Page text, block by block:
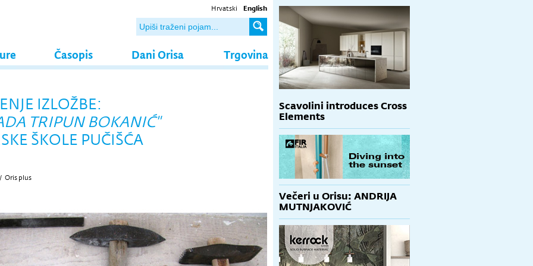
Hrvatski English
Časopis Dani Orisa Trgovina
IZLOŽBE:
TRIPUN BOKANIĆ"
ŠKOLE PUČIŠĆA
/ Oris plus
Scavolini introduces Cross
Elements
Večeri u Orisu: ANDRIJA
MUTNJAKOVIĆ